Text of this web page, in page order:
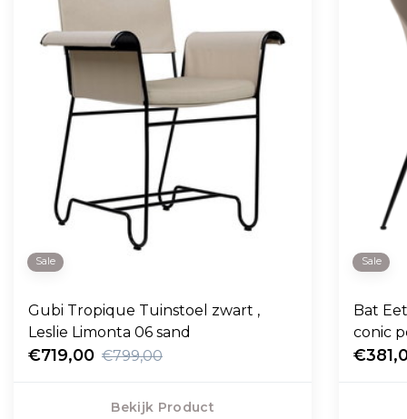
Sale
Gubi Tropique Tuinstoel zwart ,
Leslie Limonta 06 sand
€719,00 €799,00
Bekijk Product
Sale
Bat
conic